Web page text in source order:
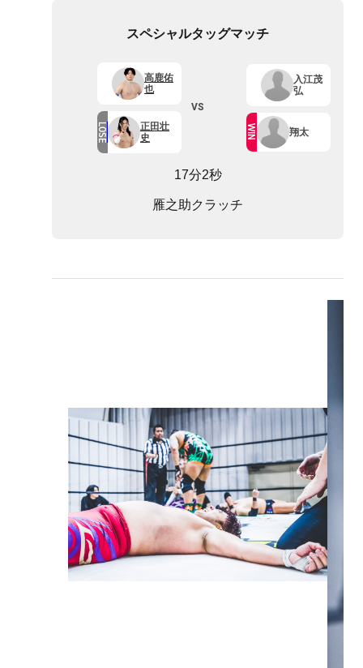
スペシャルタッグマッチ
高鹿佑
也
LOSE
正田壮
史
VS
入江茂
弘
WIN 翔太
17分2秒
雁之助クラッチ